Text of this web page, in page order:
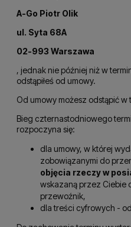
A-Go Piotr Olik
ul. Syta 68A
02-993 Warszawa
, jednak nie później niż w
odstąpiłeś od umowy.
Od umowy możesz odstąpić w
Bieg czternastodniowego
rozpoczyna się:
dla umowy, w której
zobowiązanymi do
objęcia rzeczy w
wskazaną przez Ciebie
przewoźnik,
dla treści cyfrowych -